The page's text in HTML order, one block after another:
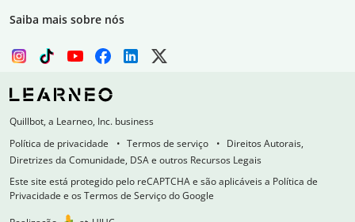
Saiba mais sobre nós
Quillbot, a Learneo, Inc. business
Política de privacidade
Termos de serviço
Direitos Autorais,
Diretrizes da Comunidade, DSA e outros Recursos Legais
Este site está protegido pelo reCAPTCHA e são aplicáveis a Política de
Privacidade e os Termos de Serviço do Google